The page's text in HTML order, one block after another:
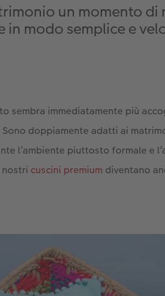
un momento di
in modo semplice e
sembra immediatamente più
doppiamente adatti ai
l’ambiente piuttosto formale e
cuscini premium diventano